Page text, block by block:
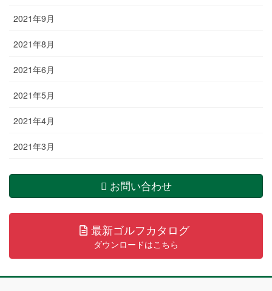
2021年9月
2021年8月
2021年6月
2021年5月
2021年4月
2021年3月
お問い合わせ
最新ゴルフカタログ
ダウンロードはこちら